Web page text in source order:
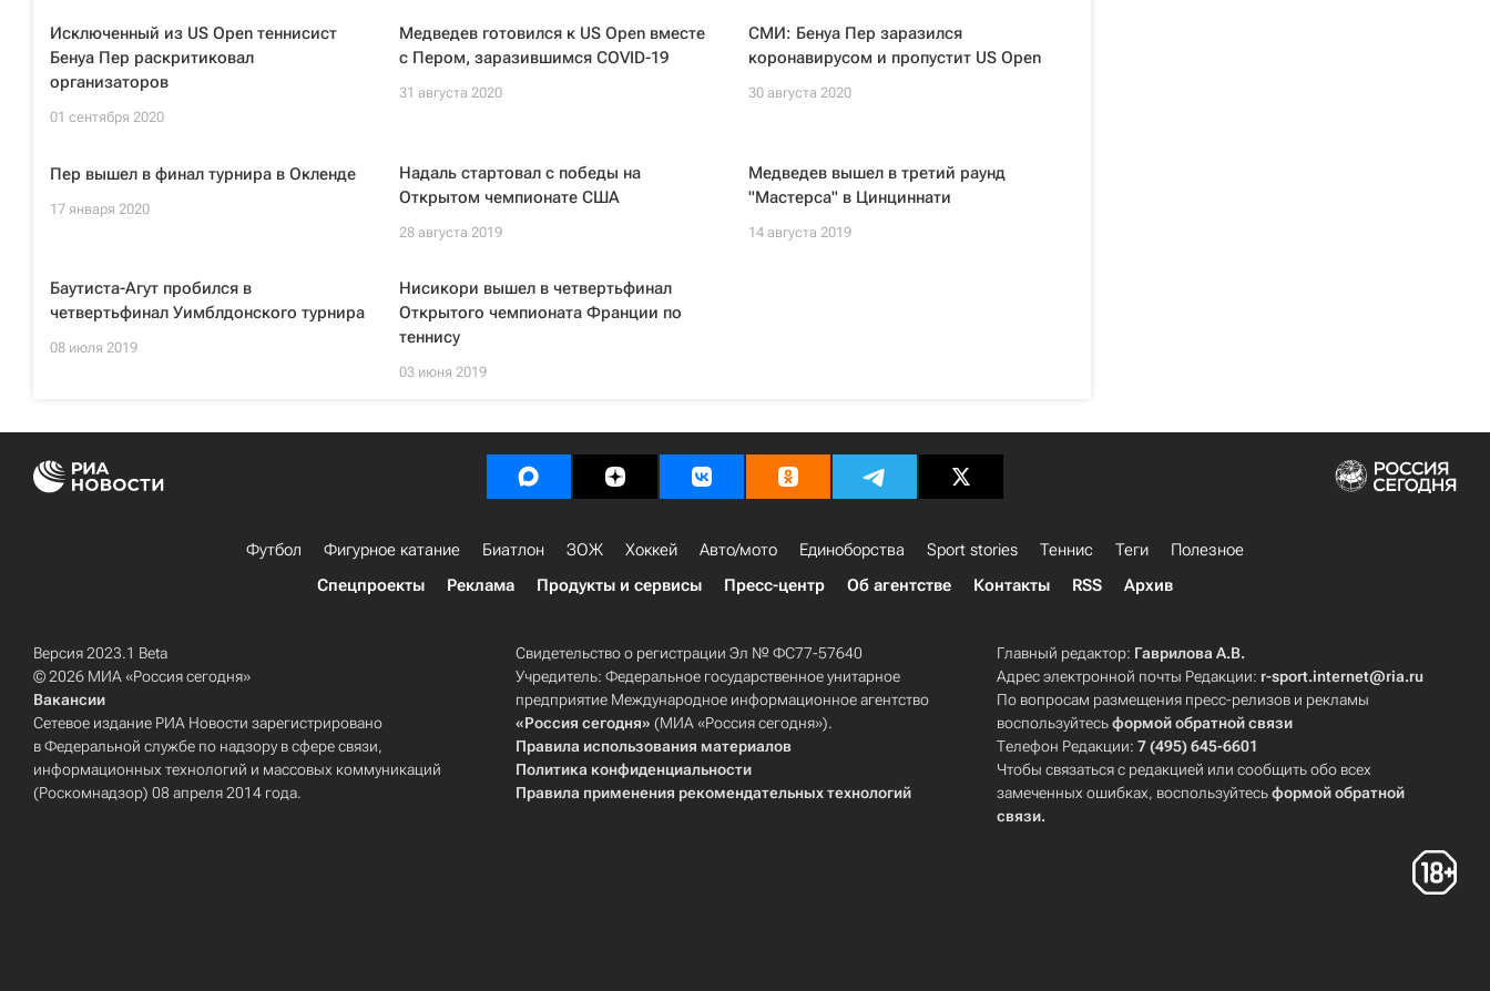
Исключенный из US Open теннисист
Бенуа Пер раскритиковал
организаторов
01 сентября 2020
Медведев готовился к US Open вместе
с Пером, заразившимся COVID-19
31 августа 2020
СМИ: Бенуа Пер заразился
коронавирусом и пропустит US Open
30 августа 2020
Пер вышел в финал турнира в Окленде
17 января 2020
Надаль стартовал с победы на
Открытом чемпионате США
28 августа 2019
Медведев вышел в третий раунд
"Мастерса" в Цинциннати
14 августа 2019
Баутиста-Агут пробился в
четвертьфинал Уимблдонского турнира
08 июля 2019
Нисикори вышел в четвертьфинал
Открытого чемпионата Франции по
теннису
03 июня 2019
Футбол Фигурное катание Биатлон ЗОЖ Хоккей Авто/мото Единоборства Sport stories Теннис Теги
Полезное
Спецпроекты
Реклама Продукты и сервисы Пресс-центр Об агентстве Контакты RSS Архив
Версия 2023.1 Beta
© 2026 МИА «Россия сегодня»
Вакансии
Сетевое издание РИА Новости зарегистрировано
в Федеральной службе по надзору в сфере связи,
информационных технологий и массовых коммуникаций
(Роскомнадзор) 08 апреля 2014 года.
Свидетельство о регистрации Эл № ФС77-57640
Учредитель: Федеральное государственное унитарное
предприятие Международное информационное агентство
«Россия сегодня» (МИА «Россия сегодня»).
Правила использования материалов
Политика конфиденциальности
Правила применения рекомендательных технологий
Главный редактор: Гаврилова А.В.
Адрес электронной почты Редакции: r-sport.internet@ria.ru
По вопросам размещения пресс-релизов и рекламы
воспользуйтесьформой обратной связи
Телефон Редакции:7 (495) 645-6601
Чтобы связаться с редакцией или сообщить обо всех
замеченных ошибках, воспользуйтесьформой обратной
связи.